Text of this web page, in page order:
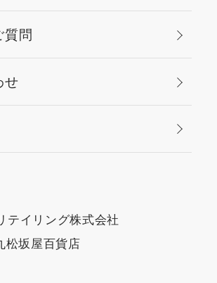
質問
せ
テイリング株式会社
松坂屋百貨店